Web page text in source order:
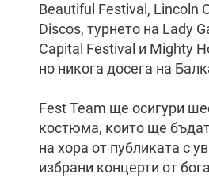
Beautiful Festival, Lincoln
Discos, турнето на Lady
Capital Festival и Mighty
но никога досега на
Fest Team ще осигури
костюма, които ще
на хора от публиката с
избрани концерти от